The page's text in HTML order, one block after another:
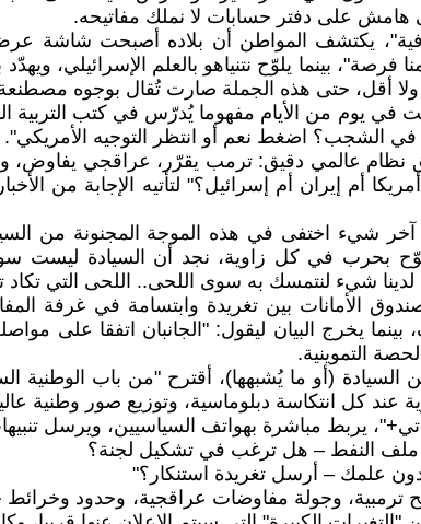
هامش على دفتر حسابات لا نملك مفاتيحه.
يكتشف المواطن أن بلاده أصبحت شاشة عرض
فرصة"، بينما يلوّح نتنياهو بالعلم
ولا أقل، حتى هذه الجملة صارت تُقال بوجوه
في يوم من الأيام مفهوما يُدرّس في كتب
الشجب؟ اضغط نعم أو انتظر التوجيه الأمريكي".
عالمي دقيق: ترمب يقرّر، عراقجي يفاوض،
أم إيران أم إسرائيل؟" لتأتيه الإجابة من
آخر شيء اختفى في هذه الموجة المجنونة من
بحرب في كل زاوية، نجد أن السيادة ليست
لدينا شيء لنتمسك به سوى اللحى.. اللحى التي
صندوق الأمانات بين تغريدة وابتسامة في غرفة
بينما يخرج البيان ليقول: "الجانبان اتفقا على
التموينية.
(أو ما يُشبهها)، أقترح "من باب الوطنية
عند كل انتكاسة دبلوماسية، وتوزيع صور وطنية
يربط مباشرة بهواتف السياسيين، ويرسل
النفط – هل ترغب في تشكيل لجنة؟
علمك – أرسل تغريدة استنكار؟"
ترمبية، وجولة مفاوضات عراقجية، وحدود